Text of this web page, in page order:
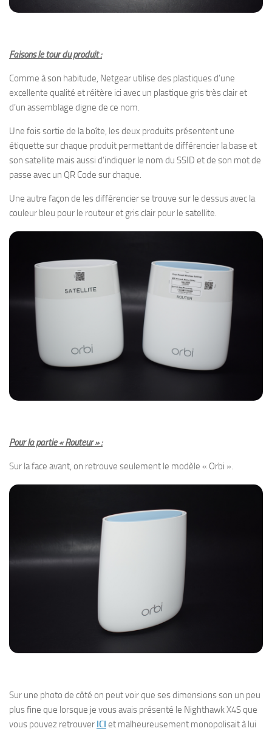
Faisons le tour du produit :
Comme à son habitude, Netgear utilise des plastiques d’une
excellente qualité et réitère ici avec un plastique gris très clair et
d’un assemblage digne de ce nom.
Une fois sortie de la boîte, les deux produits présentent une
étiquette sur chaque produit permettant de différencier la base et
son satellite mais aussi d’indiquer le nom du SSID et de son mot de
passe avec un QR Code sur chaque.
Une autre façon de les différencier se trouve sur le dessus avec la
couleur bleu pour le routeur et gris clair pour le satellite.
Pour la partie « Routeur » :
Sur la face avant, on retrouve seulement le modèle « Orbi ».
Sur une photo de côté on peut voir que ses dimensions son un peu
plus fine que lorsque je vous avais présenté le Nighthawk X4S que
vous pouvez retrouver ICI et malheureusement monopolisait à lui